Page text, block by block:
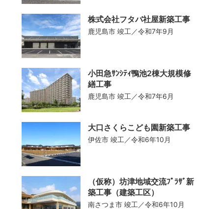
幼稚園・認定こども園
学校
店舗
工場・倉庫・流通センター
JV工事
株式会社フタバ社屋新築工事
鹿児島市 竣工／令和7年9月
小田急ｻﾝｼﾃｨ鴨池2棟大規模修
繕工事
鹿児島市 竣工／令和7年6月
大口さくらこども園新築工事
伊佐市 竣工／令和6年10月
（仮称）坊津地域交流ﾌﾟﾗｻﾞ新
築工事（建築工区）
南さつま市 竣工／令和6年10月